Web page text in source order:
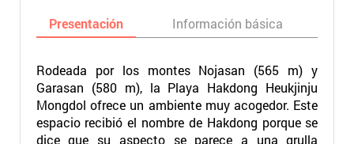
Presentación Información básica
Rodeada por los montes Nojasan (565 m) y
Garasan (580 m), la Playa Hakdong Heukjinju
Mongdol ofrece un ambiente muy acogedor. Este
espacio recibió el nombre de Hakdong porque se
dice que su aspecto se parece a una grulla